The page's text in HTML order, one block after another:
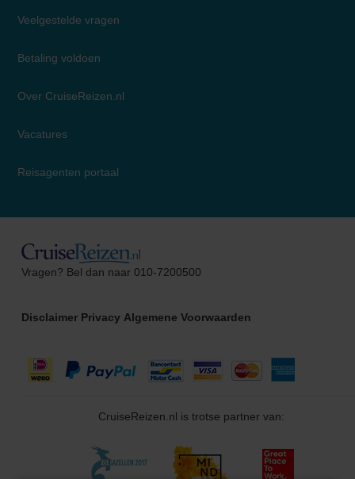
Veelgestelde vragen
Betaling voldoen
Over CruiseReizen.nl
Vacatures
Reisagenten portaal
Cruise Specialist
Vragen? Bel dan naar 010-7200500
Disclaimer Privacy Algemene Voorwaarden
CruiseReizen.nl is trotse partner van: